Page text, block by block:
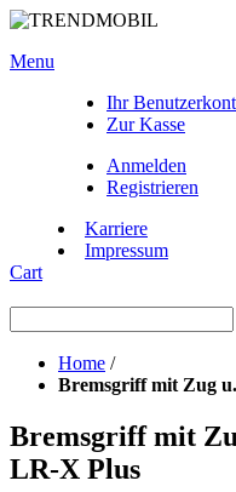
Menu
Ihr
Zur Kasse
Anmelden
Registrieren
Karriere
Impressum
Cart
Home /
Bremsgriff mit Zug
Bremsgriff mit
LR-X Plus